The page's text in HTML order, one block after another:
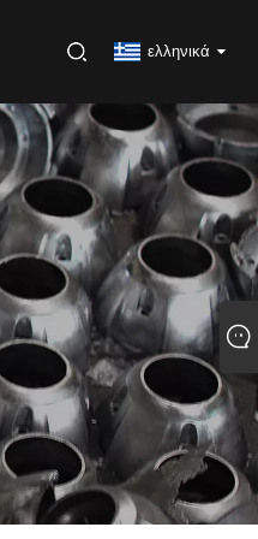
ελληνικά